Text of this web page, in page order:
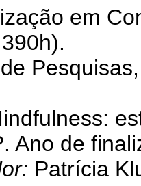
em
Ano de
Patrícia